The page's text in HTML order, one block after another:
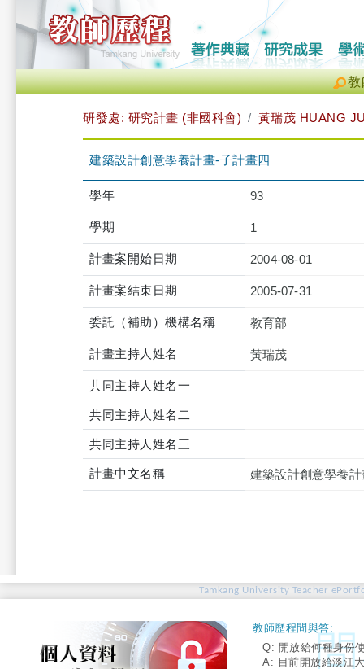
教
研發處: 研究計畫 (非國科會) 黃瑞茂 HUANG
建築設計創意學養計畫-子計畫四
學年 93
學期 1
計畫案開始日期 2004-08-01
計畫案結束日期 2005-07-31
委託（補助）機構名稱 教育部
計畫主持人姓名 黃瑞茂
共同主持人姓名一
共同主持人姓名二
共同主持人姓名三
計畫中文名稱 建築設計創意學養
Tamkang University Teacher
教師歷程問與答:
Q: 開放給何種身份
A: 目前開放給淡江